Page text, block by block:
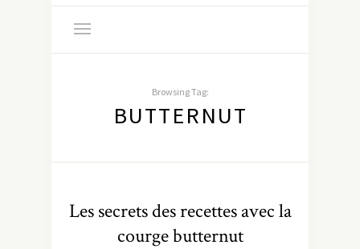
Browsing Tag:
BUTTERNUT
Les secrets des recettes avec la
courge butternut